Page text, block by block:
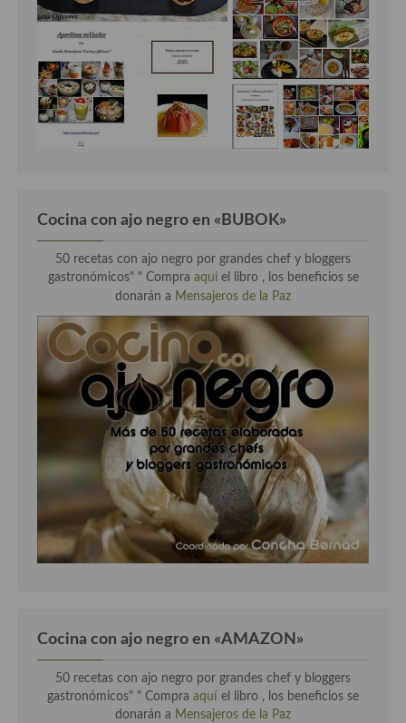
Cocina con ajo negro en «BUBOK»
50 recetas con ajo negro por grandes chef y bloggers
gastronómicos" " Compra aqui el libro , los beneficios se
donarán a Mensajeros de la Paz
Cocina con ajo negro en «AMAZON»
50 recetas con ajo negro por grandes chef y bloggers
gastronómicos" " Compra aquí el libro , los beneficios se
donarán a Mensajeros de la Paz